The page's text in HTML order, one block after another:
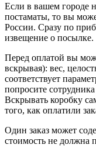
Если в вашем городе
постаматы, то вы
России. Сразу по
извещение о посылке.
Перед оплатой вы
вскрывая): вес,
соответствует
попросите
Вскрывать коробку
того, как оплатили
Один заказ может
стоимость не должна